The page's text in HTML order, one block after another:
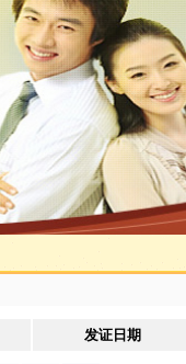
发证日期